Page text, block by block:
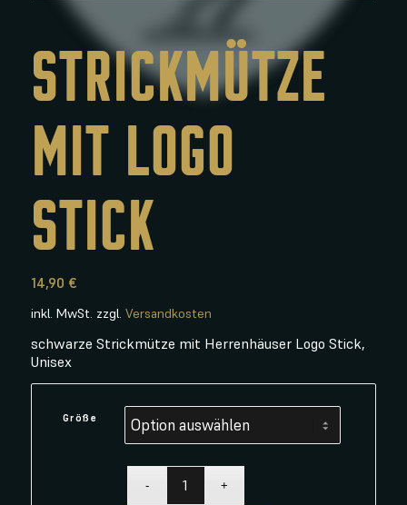
STRICKMÜTZE
MIT LOGO
STICK
14,90 €
inkl. MwSt. zzgl. Versandkosten
schwarze Strickmütze mit Herrenhäuser Logo Stick,
Unisex
Größe